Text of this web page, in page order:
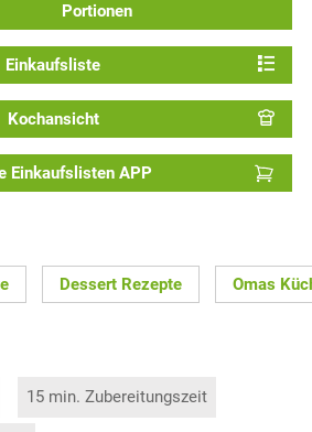
Portionen
Einkaufsliste
Kochansicht
Einkaufslisten APP
Dessert Rezepte Omas
15 min. Zubereitungszeit